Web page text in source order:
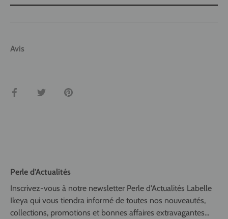
Avis
Partager TweeterÉpingler
Perle d'Actualités
Inscrivez-vous à notre newsletter Perle d'Actualités Labelle
Ikeya qui vous tiendra informé de toutes nos nouveautés,
collections, promotions et bonnes affaires extravagantes...